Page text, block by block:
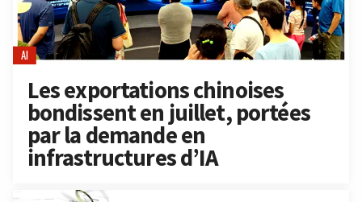
AI
Les exportations chinoises
bondissent en juillet, portées
par la demande en
infrastructures d’IA